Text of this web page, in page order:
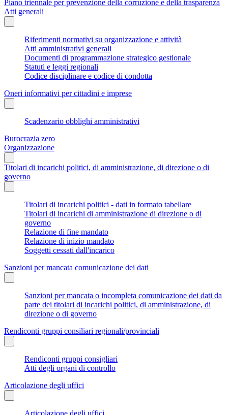
Piano triennale per prevenzione della corruzione e della trasparenza
Atti generali
Riferimenti normativi su organizzazione e attività
Atti amministrativi generali
Documenti di programmazione strategico gestionale
Statuti e leggi regionali
Codice disciplinare e codice di condotta
Oneri informativi per cittadini e imprese
Scadenzario obblighi amministrativi
Burocrazia zero
Organizzazione
Titolari di incarichi politici, di amministrazione, di direzione o di
governo
Titolari di incarichi politici - dati in formato tabellare
Titolari di incarichi di amministrazione di direzione o di
governo
Relazione di fine mandato
Relazione di inizio mandato
Soggetti cessati dall'incarico
Sanzioni per mancata comunicazione dei dati
Sanzioni per mancata o incompleta comunicazione dei dati da
parte dei titolari di incarichi politici, di amministrazione, di
direzione o di governo
Rendiconti gruppi consiliari regionali/provinciali
Rendiconti gruppi consigliari
Atti degli organi di controllo
Articolazione degli uffici
Articolazione degli uffici